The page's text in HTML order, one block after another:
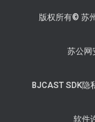
版权所有© 苏
苏公网
BJCAST SDK隐
软件